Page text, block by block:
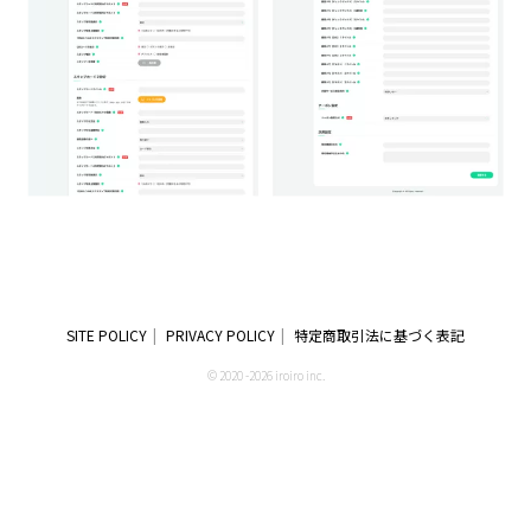
SITE POLICY PRIVACY POLICY 特定商取引法に基づく表記
© 2020 -2026 iroiro inc.